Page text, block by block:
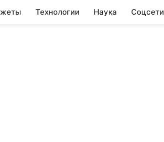
Технологии Наука Соцсети